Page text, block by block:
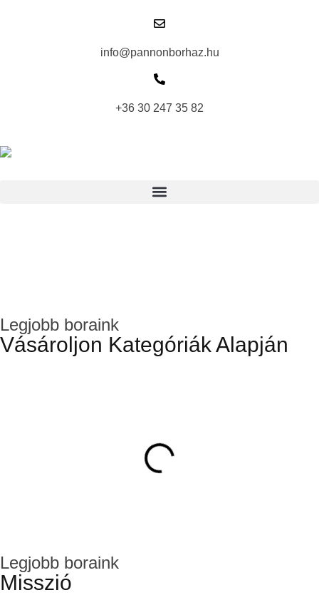
info@pannonborhaz.hu
+36 30 247 35 82
-Goethe-
Legjobb boraink
Vásároljon Kategóriák Alapján
Legjobb boraink
Misszió